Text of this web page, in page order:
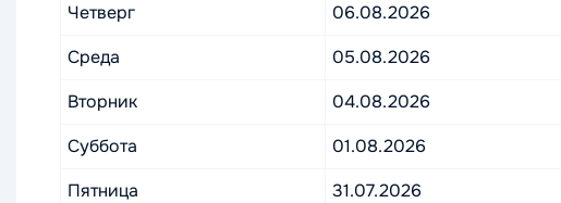
Четверг
06.08.2026
Среда
05.08.2026
Вторник
04.08.2026
Суббота
01.08.2026
Пятница
31.07.2026